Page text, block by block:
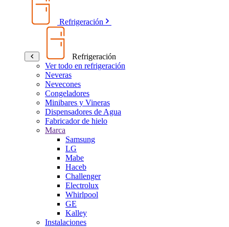
Refrigeración
Refrigeración
Ver todo en refrigeración
Neveras
Nevecones
Congeladores
Minibares y Vineras
Dispensadores de Agua
Fabricador de hielo
Marca
Samsung
LG
Mabe
Haceb
Challenger
Electrolux
Whirlpool
GE
Kalley
Instalaciones